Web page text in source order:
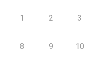
1 2 3
8 9 10